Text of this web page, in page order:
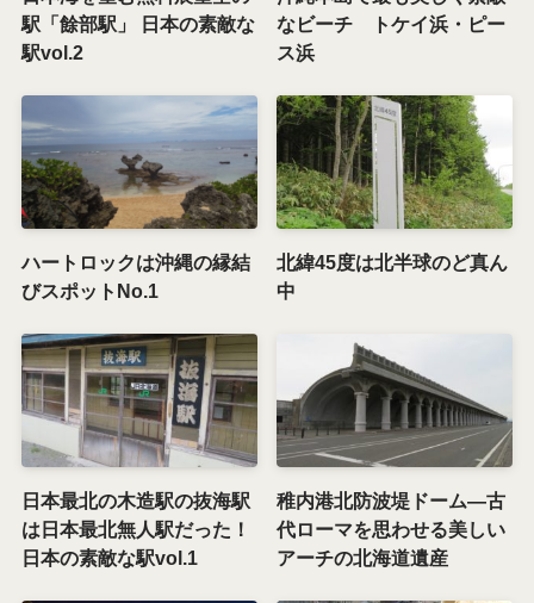
駅「餘部駅」 日本の素敵な
駅vol.2
なビーチ トケイ浜・ピー
ス浜
ハートロックは沖縄の縁結
びスポットNo.1
北緯45度は北半球のど真ん
中
日本最北の木造駅の抜海駅
は日本最北無人駅だった！
日本の素敵な駅vol.1
稚内港北防波堤ドーム―古
代ローマを思わせる美しい
アーチの北海道遺産